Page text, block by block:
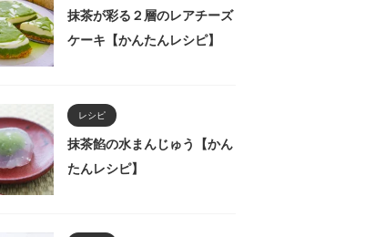
抹茶が彩る２層のレアチーズ
ケーキ【かんたんレシピ】
レシピ
抹茶餡の水まんじゅう【かん
たんレシピ】